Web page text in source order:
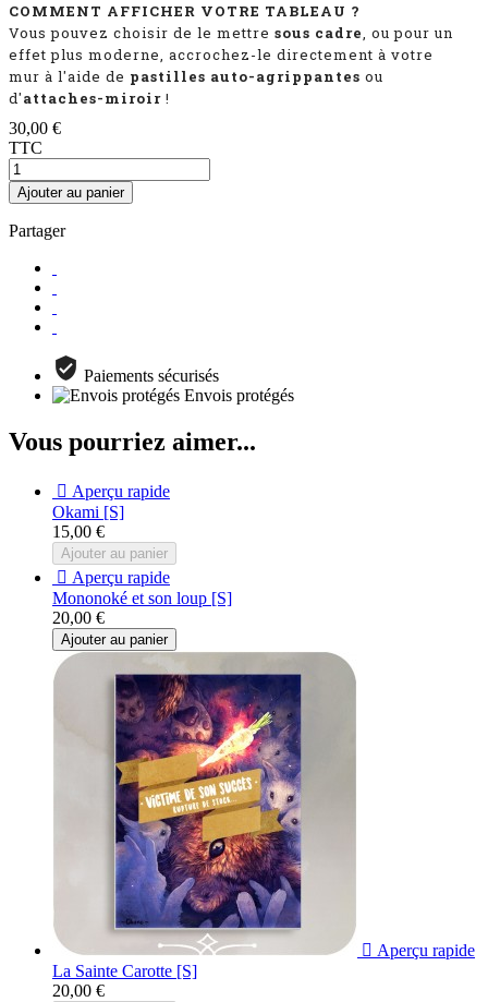
COMMENT AFFICHER VOTRE TABLEAU ?
Vous pouvez choisir de le mettre sous cadre, ou pour un
effet plus moderne, accrochez-le directement à votre
mur à l'aide de pastilles auto-agrippantes ou
d'attaches-miroir !
30,00 €
TTC
Ajouter au panier
Partager
Paiements sécurisés
Envois protégés
Vous pourriez aimer...
 Aperçu rapide
Okami [S]
15,00 €
Ajouter au panier
 Aperçu rapide
Mononoké et son loup [S]
20,00 €
Ajouter au panier
 Aperçu rapide
La Sainte Carotte [S]
20,00 €